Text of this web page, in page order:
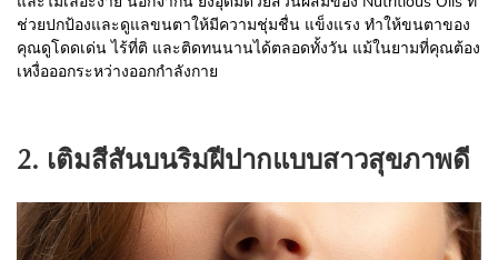
ช่วยปกป้องและดูแลขนตาให้มีความชุ่มชื่น แข็งแรง ทำให้ขนตาของ
คุณดูโดดเด่น ไร้ที่ติ และติดทนนานได้ตลอดทั้งวัน แม้ในยามที่คุณต้อง
เหงื่อออกระหว่างออกกำลังกาย
2. เติมสีสันบนริมฝีปากแบบสาวสุขภาพดี